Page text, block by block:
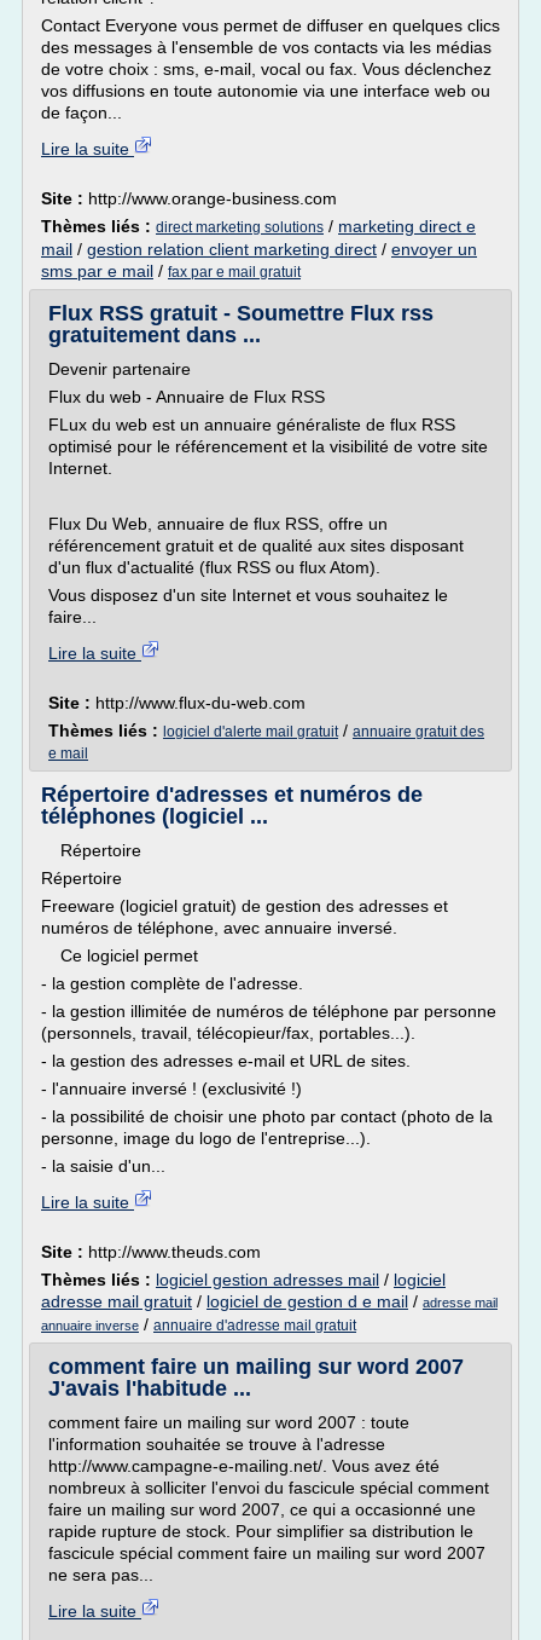
Contact Everyone vous permet de diffuser en quelques clics
des messages à l'ensemble de vos contacts via les médias
de votre choix : sms, e-mail, vocal ou fax. Vous déclenchez
vos diffusions en toute autonomie via une interface web ou
de façon...
Lire la suite
Site : http://www.orange-business.com
Thèmes liés : direct marketing solutions / marketing direct e
mail / gestion relation client marketing direct / envoyer un
sms par e mail / fax par e mail gratuit
Flux RSS gratuit - Soumettre Flux rss
gratuitement dans ...
Devenir partenaire
Flux du web - Annuaire de Flux RSS
FLux du web est un annuaire généraliste de flux RSS
optimisé pour le référencement et la visibilité de votre site
Internet.
Flux Du Web, annuaire de flux RSS, offre un
référencement gratuit et de qualité aux sites disposant
d'un flux d'actualité (flux RSS ou flux Atom).
Vous disposez d'un site Internet et vous souhaitez le
faire...
Lire la suite
Site : http://www.flux-du-web.com
Thèmes liés : logiciel d'alerte mail gratuit/ annuaire gratuit des
e mail
Répertoire d'adresses et numéros de
téléphones (logiciel ...
Répertoire
Répertoire
Freeware (logiciel gratuit) de gestion des adresses et
numéros de téléphone, avec annuaire inversé.
Ce logiciel permet
- la gestion complète de l'adresse.
- la gestion illimitée de numéros de téléphone par personne
(personnels, travail, télécopieur/fax, portables...).
- la gestion des adresses e-mail et URL de sites.
- l'annuaire inversé ! (exclusivité !)
- la possibilité de choisir une photo par contact (photo de la
personne, image du logo de l'entreprise...).
- la saisie d'un...
Lire la suite
Site : http://www.theuds.com
Thèmes liés : logiciel gestion adresses mail / logiciel
adresse mail gratuit / logiciel de gestion d e mail / adresse mail
annuaire inverse / annuaire d'adresse mail gratuit
comment faire un mailing sur word 2007
J'avais l'habitude ...
comment faire un mailing sur word 2007 : toute
l'information souhaitée se trouve à l'adresse
http://www.campagne-e-mailing.net/. Vous avez été
nombreux à solliciter l'envoi du fascicule spécial comment
faire un mailing sur word 2007, ce qui a occasionné une
rapide rupture de stock. Pour simplifier sa distribution le
fascicule spécial comment faire un mailing sur word 2007
ne sera pas...
Lire la suite